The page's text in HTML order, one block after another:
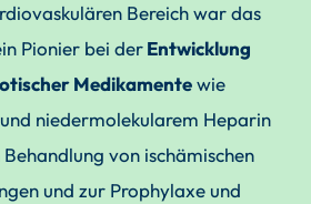
Bereich war das
Pionier bei derEntwicklung
Medikamentewie
niedermolekularem Heparin
von ischämischen
und zur Prophylaxe und